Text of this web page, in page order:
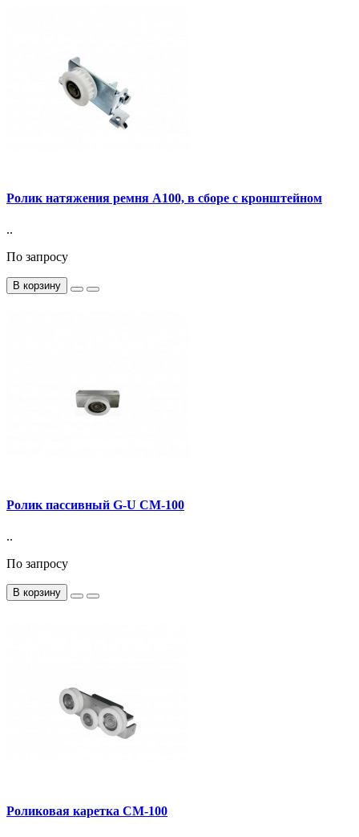
Ролик натяжения ремня А100, в сборе с кронштейном
..
По запросу
В корзину
Ролик пассивный G-U CM-100
..
По запросу
В корзину
Роликовая каретка CM-100